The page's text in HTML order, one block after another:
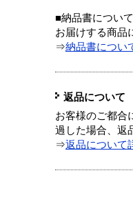
■納品書について
お届けする商品
⇒納品書につい
返品について
お客様のご都合
過した場合、返
⇒返品について